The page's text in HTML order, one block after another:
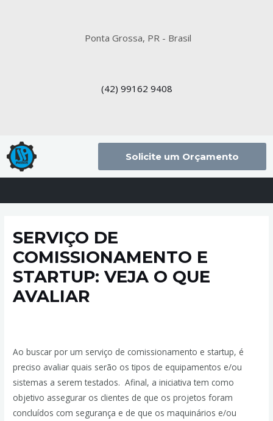
Ponta Grossa, PR - Brasil
(42) 99162 9408
Solicite um Orçamento
SERVIÇO DE
COMISSIONAMENTO E
STARTUP: VEJA O QUE
AVALIAR
Ao buscar por um serviço de comissionamento e startup, é
preciso avaliar quais serão os tipos de equipamentos e/ou
sistemas a serem testados. Afinal, a iniciativa tem como
objetivo assegurar os clientes de que os projetos foram
concluídos com segurança e de que os maquinários e/ou